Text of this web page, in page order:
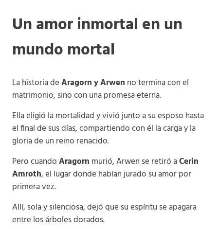
Un amor inmortal en un
mundo mortal
La historia deAragorn y Arwen no termina con el
matrimonio, sino con una promesa eterna.
Ella eligió la mortalidad y vivió junto a su esposo hasta
el final de sus días, compartiendo con él la carga y la
gloria de un reino renacido.
Pero cuandoAragorn murió, Arwen se retiró aCerin
Amroth, el lugar donde habían jurado su amor por
primera vez.
Allí, sola y silenciosa, dejó que su espíritu se apagara
entre los árboles dorados.